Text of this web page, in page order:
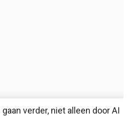
verder, niet alleen door AI